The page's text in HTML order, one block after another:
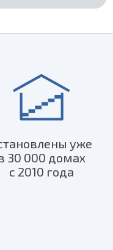
уже
30 000 домах
с 2010 года